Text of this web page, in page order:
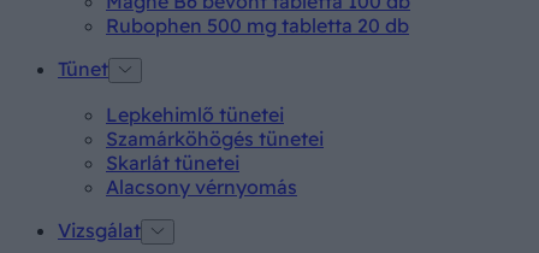
Rubophen 500 mg tabletta 20 db
Tünet
Lepkehimlő tünetei
Szamárköhögés tünetei
Skarlát tünetei
Alacsony vérnyomás
Vizsgálat